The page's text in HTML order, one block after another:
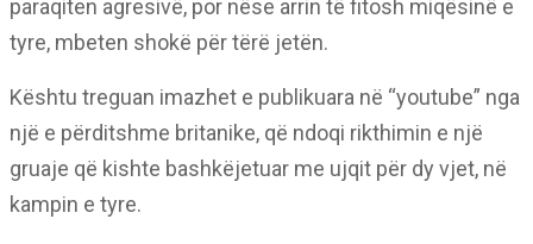
paraqiten agresivë, por nëse arrin të fitosh miqësinë e
tyre, mbeten shokë për tërë jetën.
Kështu treguan imazhet e publikuara në “youtube” nga
një e përditshme britanike, që ndoqi rikthimin e një
gruaje që kishte bashkëjetuar me ujqit për dy vjet, në
kampin e tyre.